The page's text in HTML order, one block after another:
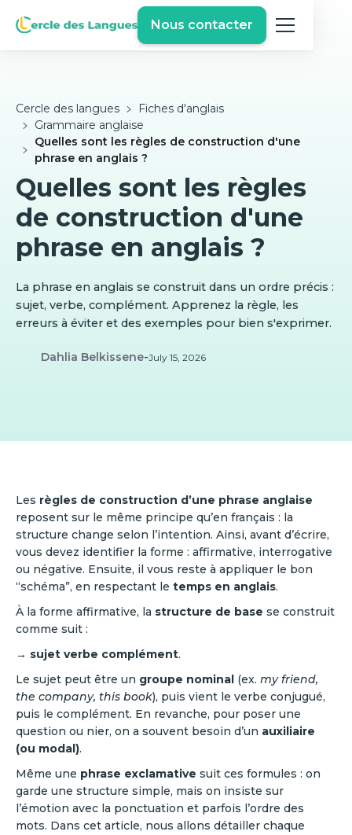
Nous contacter
Cercle des langues
Fiches d'anglais
Grammaire anglaise
Quelles sont les règles de construction d'une
phrase en anglais ?
Quelles sont les règles
de construction d'une
phrase en anglais ?
La phrase en anglais se construit dans un ordre précis :
sujet, verbe, complément. Apprenez la règle, les
erreurs à éviter et des exemples pour bien s'exprimer.
Dahlia Belkissene-July 15, 2026
Les règles de construction d’une phrase anglaise
reposent sur le même principe qu’en français : la
structure change selon l’intention. Ainsi, avant d’écrire,
vous devez identifier la forme : affirmative, interrogative
ou négative. Ensuite, il vous reste à appliquer le bon
“schéma”, en respectant le temps en anglais.
À la forme affirmative, la structure de base se construit
comme suit :
→ sujet verbe complément.
Le sujet peut être un groupe nominal (ex. my friend,
the company, this book), puis vient le verbe conjugué,
puis le complément. En revanche, pour poser une
question ou nier, on a souvent besoin d’un auxiliaire
(ou modal).
Même une phrase exclamative suit ces formules : on
garde une structure simple, mais on insiste sur
l’émotion avec la ponctuation et parfois l’ordre des
mots. Dans cet article, nous allons détailler chaque